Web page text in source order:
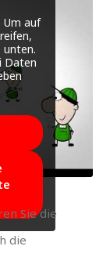
Um auf
unten.
Daten
Sie die
die